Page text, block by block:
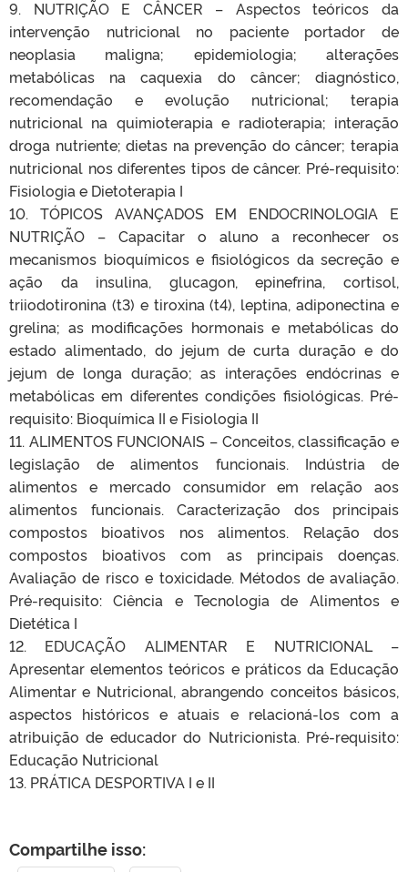
9. NUTRIÇÃO E CÂNCER – Aspectos teóricos da
intervenção nutricional no paciente portador de
neoplasia maligna; epidemiologia; alterações
metabólicas na caquexia do câncer; diagnóstico,
recomendação e evolução nutricional; terapia
nutricional na quimioterapia e radioterapia; interação
droga nutriente; dietas na prevenção do câncer; terapia
nutricional nos diferentes tipos de câncer. Pré-requisito:
Fisiologia e Dietoterapia I
10. TÓPICOS AVANÇADOS EM ENDOCRINOLOGIA E
NUTRIÇÃO – Capacitar o aluno a reconhecer os
mecanismos bioquímicos e fisiológicos da secreção e
ação da insulina, glucagon, epinefrina, cortisol,
triiodotironina (t3) e tiroxina (t4), leptina, adiponectina e
grelina; as modificações hormonais e metabólicas do
estado alimentado, do jejum de curta duração e do
jejum de longa duração; as interações endócrinas e
metabólicas em diferentes condições fisiológicas. Pré-
requisito: Bioquímica II e Fisiologia II
11. ALIMENTOS FUNCIONAIS – Conceitos, classificação e
legislação de alimentos funcionais. Indústria de
alimentos e mercado consumidor em relação aos
alimentos funcionais. Caracterização dos principais
compostos bioativos nos alimentos. Relação dos
compostos bioativos com as principais doenças.
Avaliação de risco e toxicidade. Métodos de avaliação.
Pré-requisito: Ciência e Tecnologia de Alimentos e
Dietética I
12. EDUCAÇÃO ALIMENTAR E NUTRICIONAL –
Apresentar elementos teóricos e práticos da Educação
Alimentar e Nutricional, abrangendo conceitos básicos,
aspectos históricos e atuais e relacioná-los com a
atribuição de educador do Nutricionista. Pré-requisito:
Educação Nutricional
13. PRÁTICA DESPORTIVA I e II
Compartilhe isso: